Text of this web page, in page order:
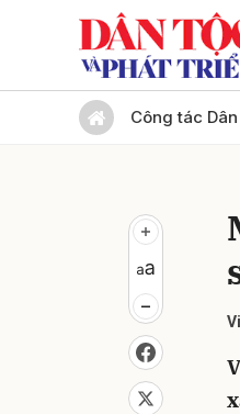
Công tác